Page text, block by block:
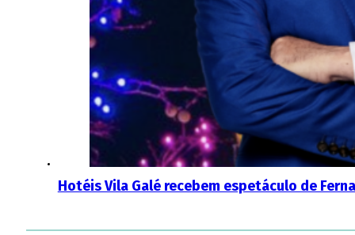
Hotéis Vila Galé recebem espetáculo de